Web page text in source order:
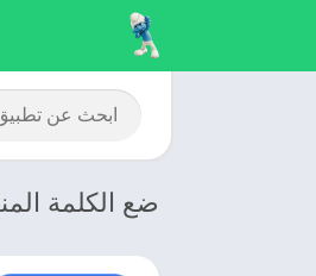
ضع الكلمة